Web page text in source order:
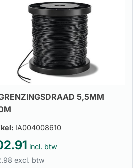
5,5MM
IA004008610
incl. btw
excl. btw